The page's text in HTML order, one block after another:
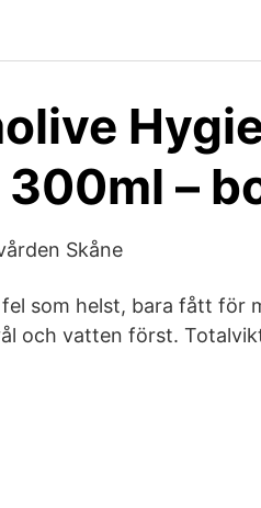
–
Skåne
som helst, bara fått för
och vatten först.